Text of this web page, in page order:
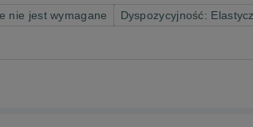
nie jest wymagane
Dyspozycyjność: